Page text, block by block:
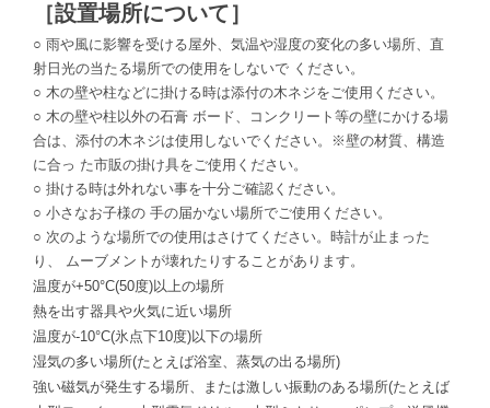
［設置場所について］
○ 雨や風に影響を受ける屋外、気温や湿度の変化の多い場所、直
射日光の当たる場所での使用をしないで ください。
○ 木の壁や柱などに掛ける時は添付の木ネジをご使用ください。
○ 木の壁や柱以外の石膏 ボード、コンクリート等の壁にかける場
合は、添付の木ネジは使用しないでください。※壁の材質、構造
に合っ た市販の掛け具をご使用ください。
○ 掛ける時は外れない事を十分ご確認ください。
○ 小さなお子様の 手の届かない場所でご使用ください。
○ 次のような場所での使用はさけてください。時計が止まった
り、 ムーブメントが壊れたりすることがあります。
温度が+50°C(50度)以上の場所
熱を出す器具や火気に近い場所
温度が-10°C(氷点下10度)以下の場所
湿気の多い場所(たとえば浴室、蒸気の出る場所)
強い磁気が発生する場所、または激しい振動のある場所(たとえば